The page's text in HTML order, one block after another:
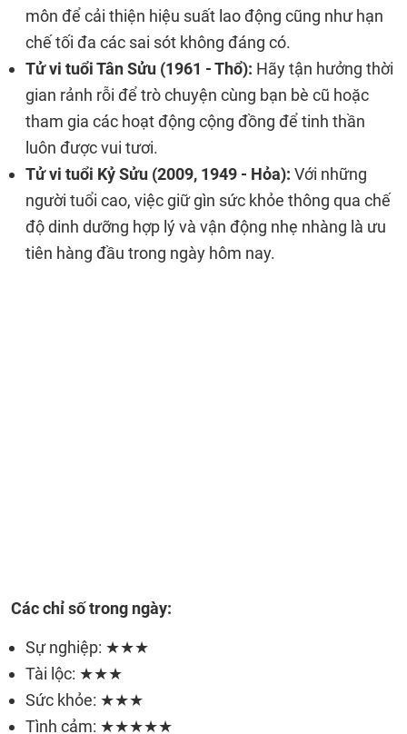
môn để cải thiện hiệu suất lao động cũng như hạn
chế tối đa các sai sót không đáng có.
Tử vi tuổi Tân Sửu (1961 - Thổ): Hãy tận hưởng thời
gian rảnh rỗi để trò chuyện cùng bạn bè cũ hoặc
tham gia các hoạt động cộng đồng để tinh thần
luôn được vui tươi.
Tử vi tuổi Kỷ Sửu (2009, 1949 - Hỏa): Với những
người tuổi cao, việc giữ gìn sức khỏe thông qua chế
độ dinh dưỡng hợp lý và vận động nhẹ nhàng là ưu
tiên hàng đầu trong ngày hôm nay.
Các chỉ số trong ngày:
Sự nghiệp: ★★★
Tài lộc: ★★★
Sức khỏe: ★★★
Tình cảm: ★★★★★